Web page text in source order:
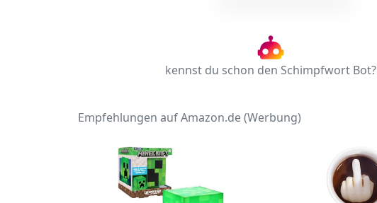
kennst du schon den Schimpfwort Bot?
Empfehlungen auf Amazon.de (Werbung)